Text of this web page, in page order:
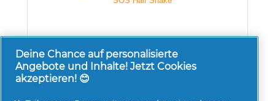
5.0
Pantene Pro-V Hydration
Deine Chance auf personalisierte
Angebote und Inhalte! Jetzt Cookies
akzeptieren! 😊